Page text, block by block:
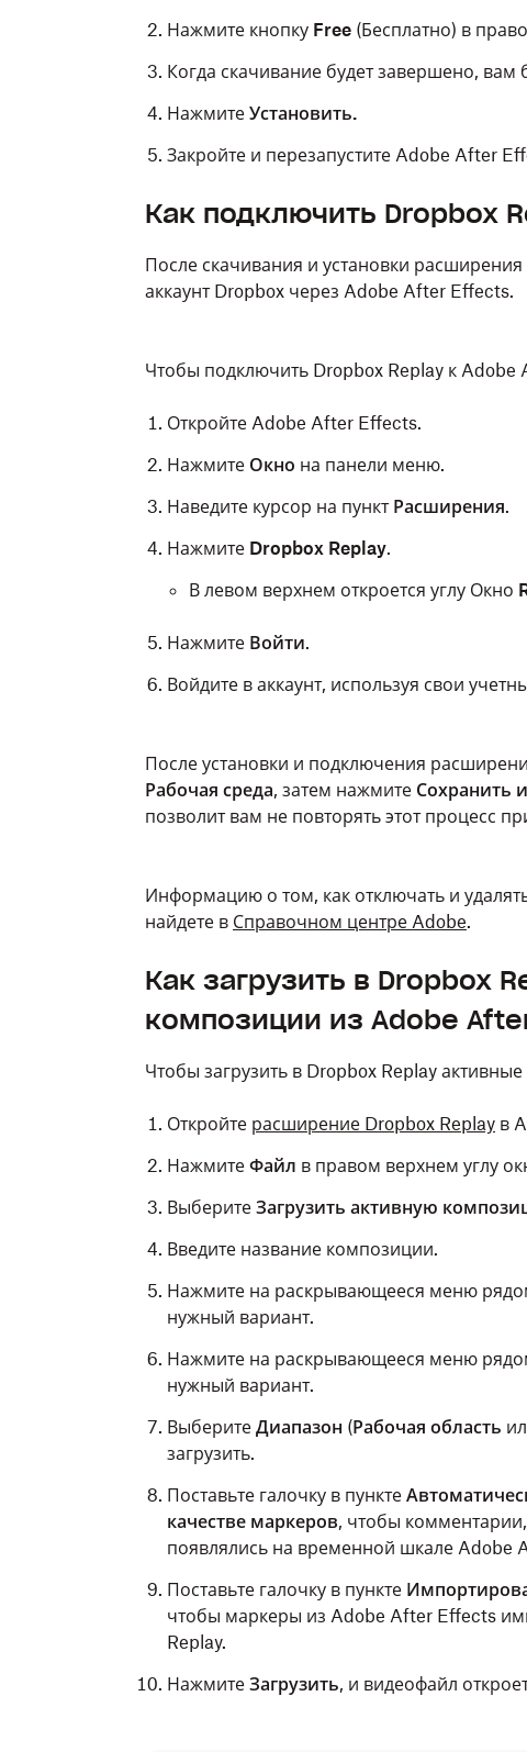
Нажмите кнопку Free (Бесплатно) в
Когда скачивание будет завершено,
Нажмите Установить.
Закройте и перезапустите Adobe After
Как подключить Dropbox
После скачивания и установки
аккаунт Dropbox через Adobe After Effects.
Чтобы подключить Dropbox Replay к Adobe
Откройте Adobe After Effects.
Нажмите Окно на панели меню.
Наведите курсор на пункт Расширения.
Нажмите Dropbox Replay.
В левом верхнем откроется углу Окно
Нажмите Войти.
Войдите в аккаунт, используя свои
После установки и подключения
Рабочая среда, затем нажмите Сохранить
позволит вам не повторять этот процесс
Информацию о том, как отключать и
найдете в Справочном центре Adobe.
Как загрузить в Dropbox
композиции из Adobe
Чтобы загрузить в Dropbox Replay
Откройте расширение Dropbox Replay в
Нажмите Файл в правом верхнем углу
Выберите Загрузить активную
Введите название композиции.
Нажмите на раскрывающееся меню
нужный вариант.
Нажмите на раскрывающееся меню
нужный вариант.
Выберите Диапазон (Рабочая область
загрузить.
Поставьте галочку в пункте
качестве маркеров, чтобы
появлялись на временной шкале Adobe
Поставьте галочку в пункте
чтобы маркеры из Adobe After Effects
Replay.
Нажмите Загрузить, и видеофайл